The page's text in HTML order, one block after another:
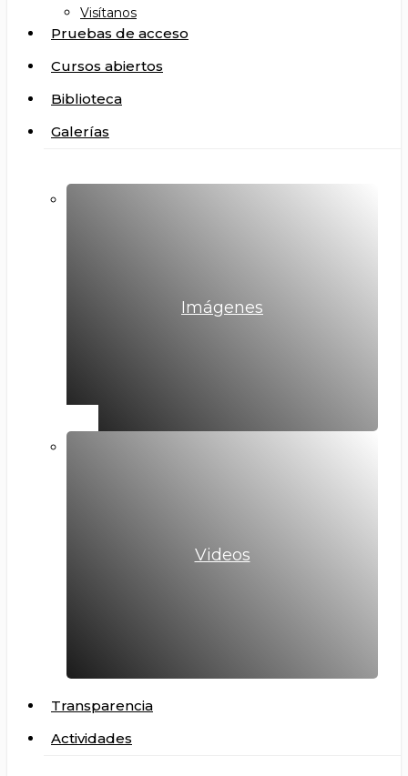
Visítanos
Pruebas de acceso
Cursos abiertos
Biblioteca
Galerías
Imágenes
Videos
Transparencia
Actividades